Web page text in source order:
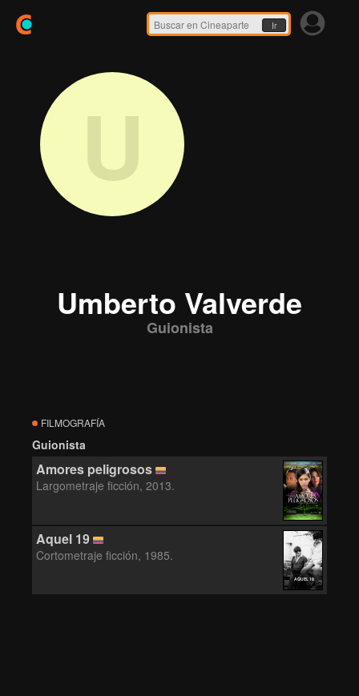
Ir
U
Umberto Valverde
Guionista
FILMOGRAFÍA
Guionista
Amores peligrosos
Largometraje ficción, 2013.
Aquel 19
Cortometraje ficción, 1985.
AQUEL 19